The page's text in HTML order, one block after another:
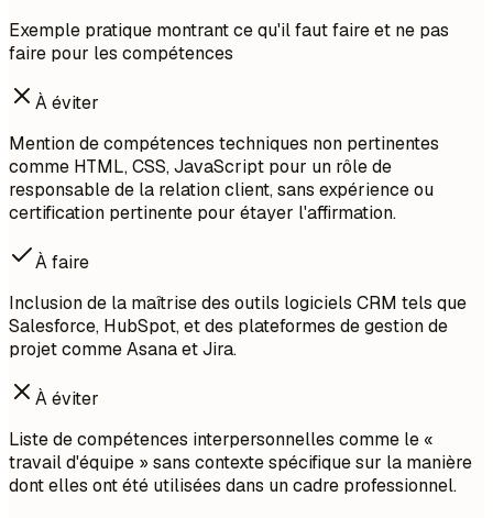
Exemple pratique montrant ce qu'il faut faire et ne pas
faire pour les compétences
À éviter
Mention de compétences techniques non pertinentes
comme HTML, CSS, JavaScript pour un rôle de
responsable de la relation client, sans expérience ou
certification pertinente pour étayer l'affirmation.
À faire
Inclusion de la maîtrise des outils logiciels CRM tels que
Salesforce, HubSpot, et des plateformes de gestion de
projet comme Asana et Jira.
À éviter
Liste de compétences interpersonnelles comme le «
travail d'équipe » sans contexte spécifique sur la manière
dont elles ont été utilisées dans un cadre professionnel.